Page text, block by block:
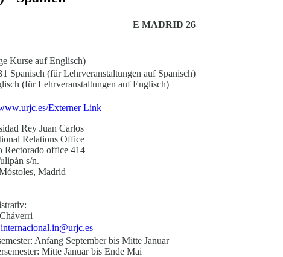
E MADRID 26
Kurse auf Englisch)
Spanisch (für Lehrveranstaltungen auf Spanisch)
(für Lehrveranstaltungen auf Englisch)
Externer Link
Rey Juan Carlos
Relations Office
Rectorado office 414
s/n.
Madrid
internacional.in@urjc.es
Anfang September bis Mitte Januar
Mitte Januar bis Ende Mai